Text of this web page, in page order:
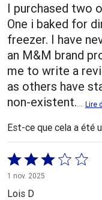
I purchased two
One i baked for
freezer. I have
an M&M brand
me to write a
as others have
non-existent.… Lire
Est-ce que cela a été
Coté
3 sur
5
1 nov. 2025
Lois D